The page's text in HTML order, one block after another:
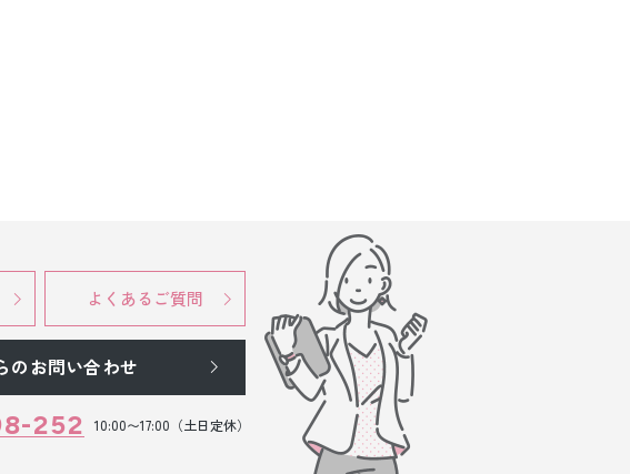
よくあるご質問
のお問い合わせ
252 10:00〜17:00（土日定休）